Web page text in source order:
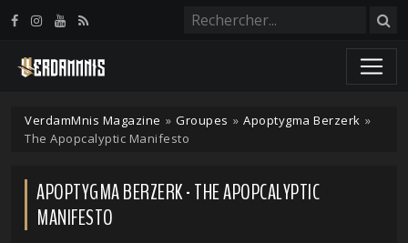
VerdamMnis Magazine » Groupes » Apoptygma Berzerk »
The Apopcalyptic Manifesto
APOPTYGMA BERZERK - THE APOPCALYPTIC
MANIFESTO
Panneau de gestion des cookies